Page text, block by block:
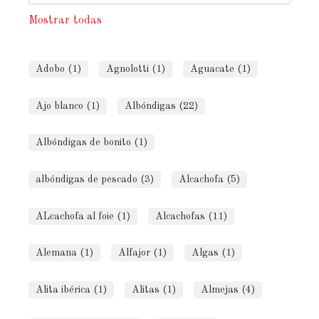
Mostrar todas
Adobo (1) Agnolotti (1) Aguacate (1)
Ajo blanco (1) Albóndigas (22)
Albóndigas de bonito (1)
albóndigas de pescado (3) Alcachofa (5)
ALcachofa al foie (1) Alcachofas (11)
Alemana (1) Alfajor (1) Algas (1)
Alita ibérica (1) Alitas (1) Almejas (4)